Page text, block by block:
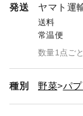
の流出防止、保
で未来に向け
げて取り組みを
発送 ヤマト運
送料
常温便
数量1点ご
種別 野菜 パ